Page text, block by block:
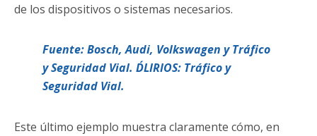
de los dispositivos o sistemas necesarios.
Fuente: Bosch, Audi, Volkswagen y Tráfico
y Seguridad Vial. D´LIRIOS: Tráfico y
Seguridad Vial.
Este último ejemplo muestra claramente cómo, en